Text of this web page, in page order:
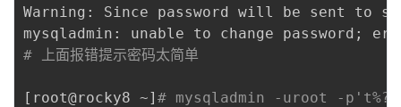
Warning: Since password will be sent to
mysqladmin: unable to change password ;
# 上面报错提示密码太简单
[ root@rocky8 ~] # mysqladmin -uroot -